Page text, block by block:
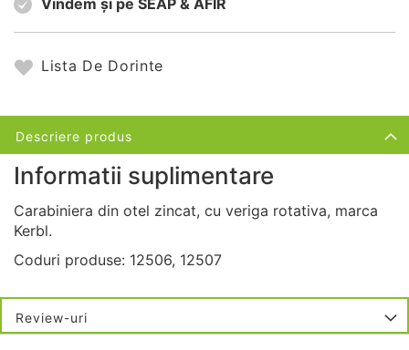
Vindem și pe SEAP & AFIR
Lista De Dorinte
Descriere produs
Informatii suplimentare
Carabiniera din otel zincat, cu veriga rotativa, marca
Kerbl.
Coduri produse: 12506, 12507
Review-uri